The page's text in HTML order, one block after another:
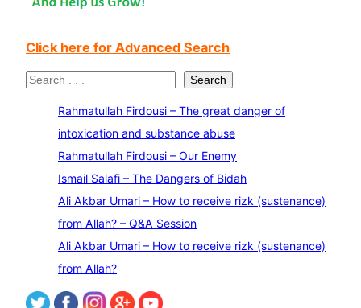
Click here for Advanced Search
S
Search
Rahmatullah Firdousi – The great danger of
intoxication and substance abuse
Rahmatullah Firdousi – Our Enemy
Ismail Salafi – The Dangers of Bidah
Ali Akbar Umari – How to receive rizk (sustenance)
from Allah? – Q&A Session
Ali Akbar Umari – How to receive rizk (sustenance)
from Allah?